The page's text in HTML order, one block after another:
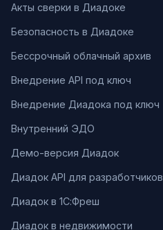
Акты сверки в Диадоке
Безопасность в Диадоке
Бессрочный облачный архив
Внедрение API под ключ
Внедрение Диадока под ключ
Внутренний ЭДО
Демо-версия Диадок
Диадок API для разработчиков
Диадок в 1С:Фреш
Диадок в недвижимости